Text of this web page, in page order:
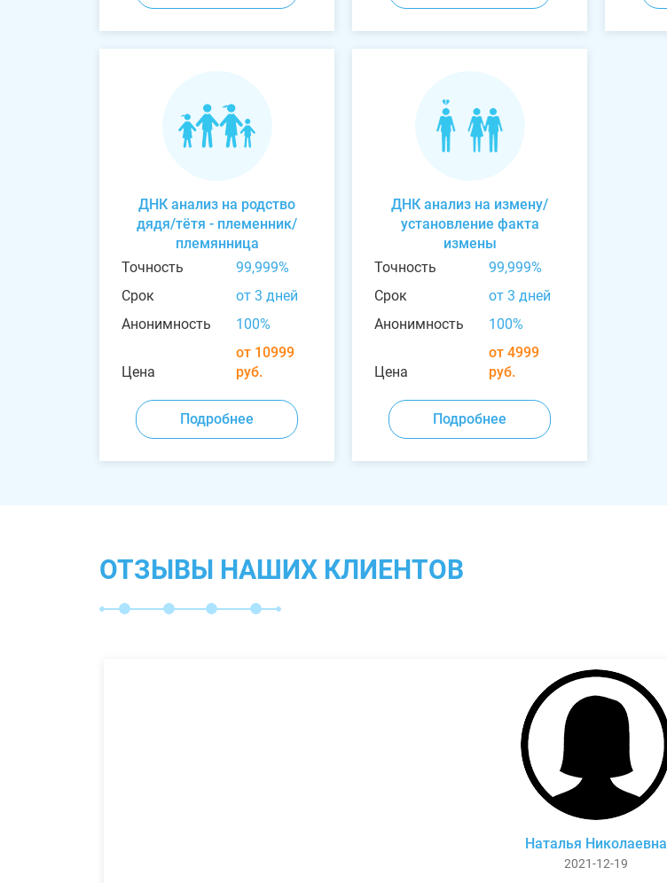
ДНК анализ на родство
дядя/тётя - племенник/
племянница
Точность
99,999%
Срок
от 3 дней
Анонимность
100%
Цена
от 10999
руб.
Подробнее
ДНК анализ на измену/
установление факта
измены
Точность
99,999%
Срок
от 3 дней
Анонимность
100%
Цена
от 4999
руб.
Подробнее
ОТЗЫВЫ НАШИХ КЛИЕНТОВ
Наталья Николаевна
2021-12-19